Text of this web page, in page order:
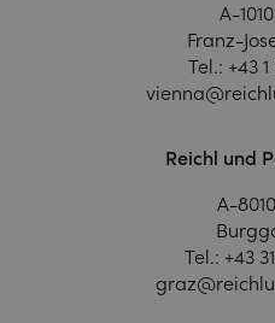
A-
Franz-
Tel.: +43
Reichl und
A-
Tel.: +43